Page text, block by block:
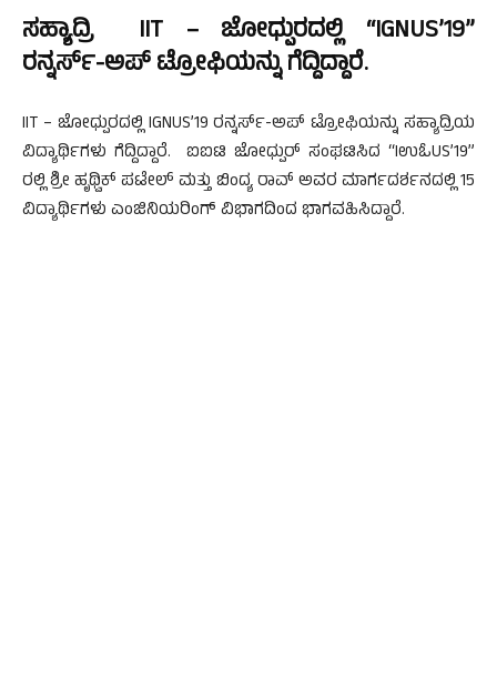
ಸಹ್ಯಾದ್ರಿ IIT – ಜೋಧ್ಪುರದಲ್ಲಿ “IGNUS’19”
ರನ್ನರ್ಸ್-ಅಪ್ ಟ್ರೋಫಿಯನ್ನು ಗೆದ್ದಿದ್ದಾರೆ.
IIT – ಜೋಧ್ಪುರದಲ್ಲಿ IGNUS’19 ರನ್ನರ್ಸ್-ಅಪ್ ಟ್ರೋಫಿಯನ್ನು ಸಹ್ಯಾದ್ರಿಯ
ವಿದ್ಯಾರ್ಥಿಗಳು ಗೆದ್ದಿದ್ದಾರೆ. ಐಐಟಿ ಜೋಧ್ಪುರ್ ಸಂಘಟಿಸಿದ “IಉಓUS’19”
ರಲ್ಲಿ ಶ್ರೀ ಹೃಥ್ವಿಕ್ ಪಟೇಲ್ ಮತ್ತು ಬಿಂದ್ಯ ರಾವ್ ಅವರ ಮಾರ್ಗದರ್ಶನದಲ್ಲಿ 15
ವಿದ್ಯಾರ್ಥಿಗಳು ಎಂಜಿನಿಯರಿಂಗ್ ವಿಭಾಗದಿಂದ ಭಾಗವಹಿಸಿದ್ದಾರೆ.